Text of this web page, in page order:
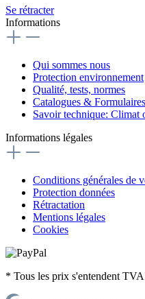
Se rétracter
Informations
Qui sommes nous
Protection environnement
Qualité, tests, normes
Catalogues & Formulaires
Savoir technique: Climat
Informations légales
Conditions générales de
Protection données
Rétractation
Mentions légales
Cookies
* Tous les prix s'entendent